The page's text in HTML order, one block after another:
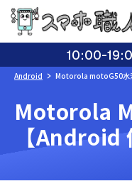
10:00-
Android Motorola motoG50水
Motorola
【Android